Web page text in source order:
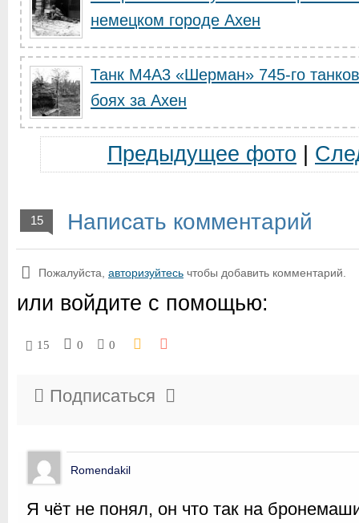
немецком городе Ахен
Танк M4A3 «Шерман» 745-го
боях за Ахен
Предыдущее фото
15 Написать комментарий
Пожалуйста, авторизуйтесь чтобы добавить комментарий.
или войдите с помощью:
15 0 0
Подписаться
Romendakil
Я чёт не понял, он что так на